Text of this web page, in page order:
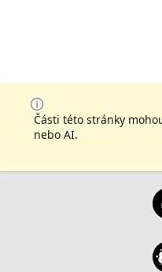
Části této stránky
nebo AI.